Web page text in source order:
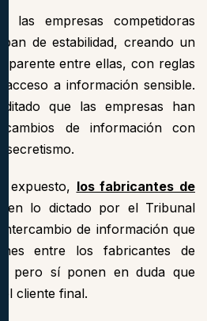
las empresas competidoras
de estabilidad, creando un
entre ellas, con reglas
acceso a información sensible.
que las empresas han
de información con
secretismo.
expuesto, los fabricantes de
lo dictado por el Tribunal
de información que
entre los fabricantes de
pero sí ponen en duda que
cliente final.